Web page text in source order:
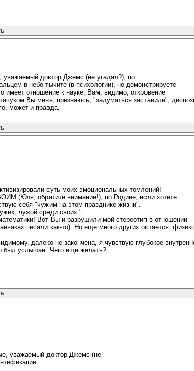
уважаемый доктор Джемс (не угадал?), по
в небо тычите (в психологии), но демонстрируете
имеет отношение к науке, Вам, видимо, откровение
Вы меня, признаюсь, "задуматься заставили",
может и правда.
суть моих эмоциональных томлений!
(Юля, обратите внимание!), по Родине, если хотите.
себя "чужим на этом празднике жизни".
чужой среди своих."
Вот Вы и разрушили мой стереотип в отношении
писали как-то). Но еще много других остается:
далеко не закончена, я чувствую глубокое
был услышан. Чего еще желать?
уважаемый доктор Джемс (не